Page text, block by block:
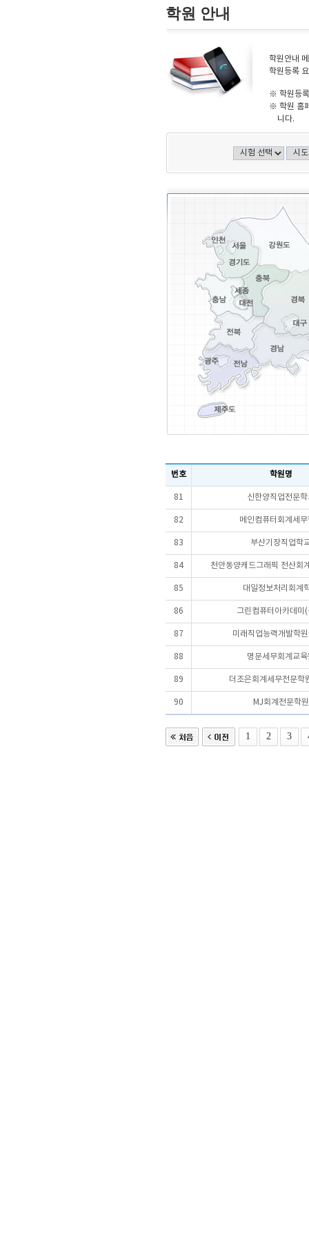
학원 안내
학원안내
학원등록
※ 학원등록
※ 학원 홈
니다.
번호 학원명
81 신한양직업전문학
82 메인컴퓨터회계세무
83 부산기장직업학
84 천안동양캐드그래픽 전산회
85 대일정보처리회계
86 그린컴퓨터아카데미
87 미래직업능력개발학
88 명문세무회계교육
89 더조은회계세무전문학
90 MJ회계전문학원
1 2 3